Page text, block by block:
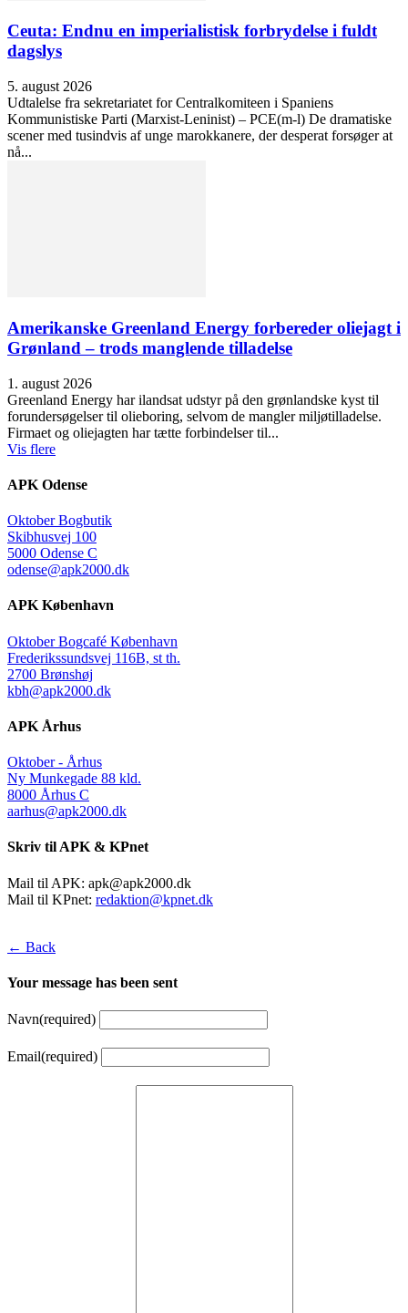
Ceuta: Endnu en imperialistisk forbrydelse i fuldt
dagslys
5. august 2026
Udtalelse fra sekretariatet for Centralkomiteen i Spaniens
Kommunistiske Parti (Marxist-Leninist) – PCE(m-l) De dramatiske
scener med tusindvis af unge marokkanere, der desperat forsøger at
nå...
Amerikanske Greenland Energy forbereder oliejagt i
Grønland – trods manglende tilladelse
1. august 2026
Greenland Energy har ilandsat udstyr på den grønlandske kyst til
forundersøgelser til olieboring, selvom de mangler miljøtilladelse.
Firmaet og oliejagten har tætte forbindelser til...
Vis flere
APK Odense
Oktober Bogbutik
Skibhusvej 100
5000 Odense C
odense@apk2000.dk
APK København
Oktober Bogcafé København
Frederikssundsvej 116B, st th.
2700 Brønshøj
kbh@apk2000.dk
APK Århus
Oktober - Århus
Ny Munkegade 88 kld.
8000 Århus C
aarhus@apk2000.dk
Skriv til APK & KPnet
Mail til APK: apk@apk2000.dk
Mail til KPnet: redaktion@kpnet.dk
← Back
Your message has been sent
Navn(required)
Email(required)